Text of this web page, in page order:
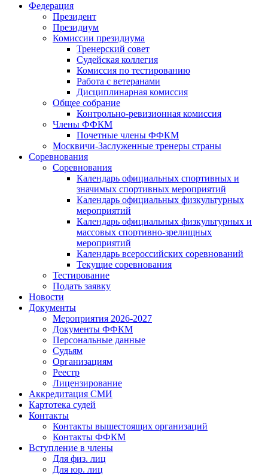
Федерация
Президент
Президиум
Комиссии президиума
Тренерский совет
Судейская коллегия
Комиссия по тестированию
Работа с ветеранами
Дисциплинарная комиссия
Общее собрание
Контрольно-ревизионная комиссия
Члены ФФКМ
Почетные члены ФФКМ
Москвичи-Заслуженные тренеры страны
Соревнования
Соревнования
Календарь официальных спортивных и
значимых спортивных мероприятий
Календарь официальных физкультурных
мероприятий
Календарь официальных физкультурных и
массовых спортивно-зрелищных
мероприятий
Календарь всероссийских соревнований
Текущие соревнования
Тестирование
Подать заявку
Новости
Документы
Мероприятия 2026-2027
Документы ФФКМ
Персональные данные
Судьям
Организациям
Реестр
Лицензирование
Аккредитация СМИ
Картотека судей
Контакты
Контакты вышестоящих организаций
Контакты ФФКМ
Вступление в члены
Для физ. лиц
Для юр. лиц